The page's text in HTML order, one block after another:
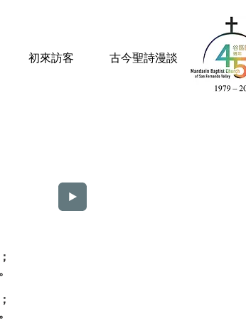
初來訪客 古今聖詩漫談